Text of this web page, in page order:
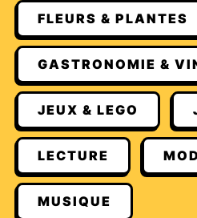
FLEURS & PLANTES
GASTRONOMIE &
JEUX & LEGO
LECTURE
MUSIQUE